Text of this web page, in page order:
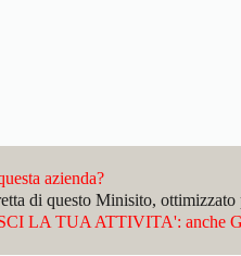
azienda?
di questo Minisito,
LA TUA ATTIVITA': anche